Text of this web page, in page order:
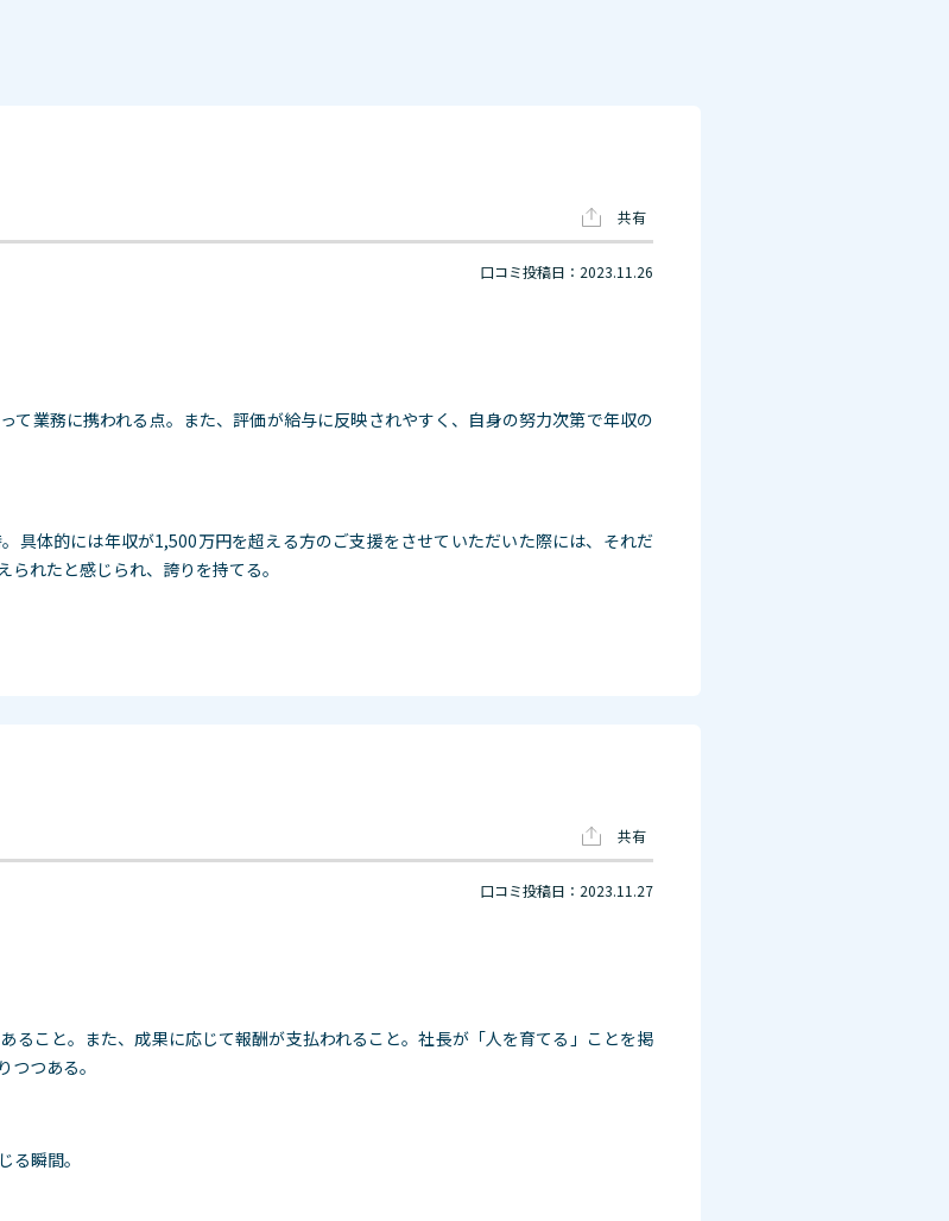
共有
口コミ投稿日：2023.11.26
て業務に携われる点。また、評価が給与に反映されやすく、自身の努力次第で年収の
具体的には年収が1,500万円を超える方のご支援をさせていただいた際には、それだ
れたと感じられ、誇りを持てる。
共有
口コミ投稿日：2023.11.27
ること。また、成果に応じて報酬が支払われること。社長が「人を育てる」ことを掲
つある。
る瞬間。